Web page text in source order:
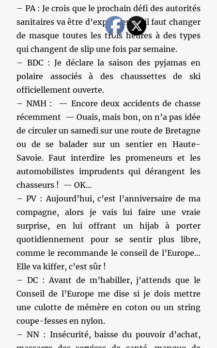
– PA : Je crois que le prochain défi des autorités
sanitaires va être d’expliquer qu’il faut changer
de masque toutes les trois heures à des types
qui changent de slip une fois par semaine.
– BDC : Je déclare la saison des pyjamas en
polaire associés à des chaussettes de ski
officiellement ouverte.
– NMH : — Encore deux accidents de chasse
récemment — Ouais, mais bon, on n’a pas idée
de circuler un samedi sur une route de Bretagne
ou de se balader sur un sentier en Haute-
Savoie. Faut interdire les promeneurs et les
automobilistes imprudents qui dérangent les
chasseurs ! — OK…
– PV : Aujourd’hui, c’est l’anniversaire de ma
compagne, alors je vais lui faire une vraie
surprise, en lui offrant un hijab à porter
quotidiennement pour se sentir plus libre,
comme le recommande le conseil de l’Europe…
Elle va kiffer, c’est sûr !
– DC : Avant de m’habiller, j’attends que le
Conseil de l’Europe me dise si je dois mettre
une culotte de mémère en coton ou un string
coupe-fesses en nylon.
– NN : Insécurité, baisse du pouvoir d’achat,